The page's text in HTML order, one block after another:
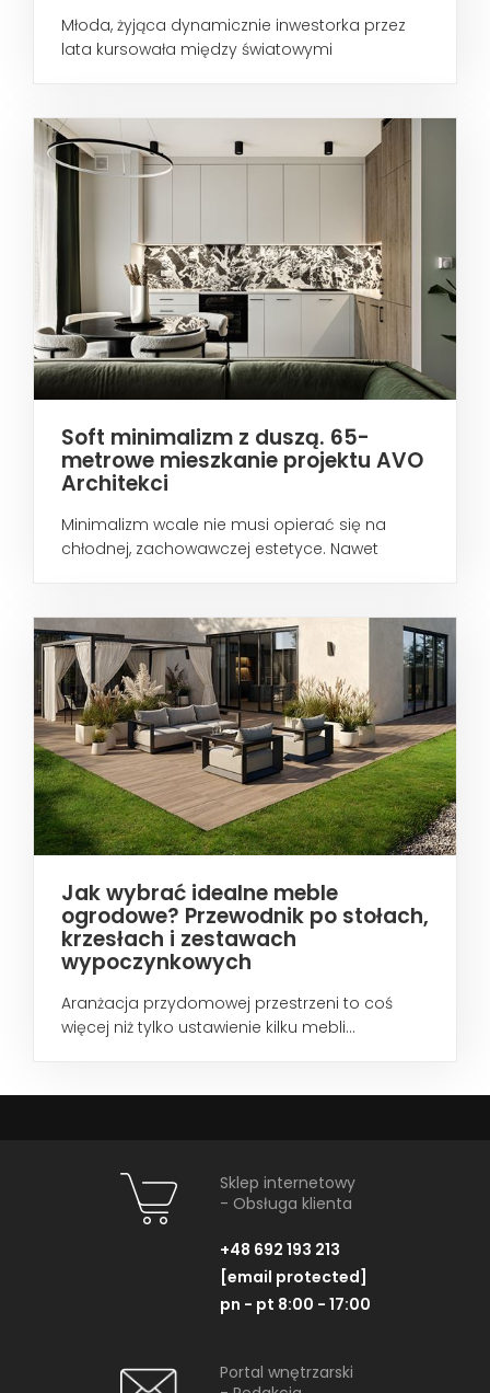
Młoda, żyjąca dynamicznie inwestorka przez
lata kursowała między światowymi
Soft minimalizm z duszą. 65-
metrowe mieszkanie projektu AVO
Architekci
Minimalizm wcale nie musi opierać się na
chłodnej, zachowawczej estetyce. Nawet
Jak wybrać idealne meble
ogrodowe? Przewodnik po stołach,
krzesłach i zestawach
wypoczynkowych
Aranżacja przydomowej przestrzeni to coś
więcej niż tylko ustawienie kilku mebli...
Sklep internetowy
- Obsługa klienta
+48 692 193 213
[email protected]
pn - pt 8:00 - 17:00
Portal wnętrzarski